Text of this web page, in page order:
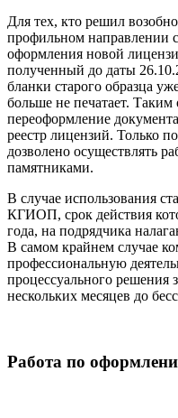
Для тех, кто решил
профильном направлении
оформления новой
полученный до даты
бланки старого образца
больше не печатает. Таким
переоформление
реестр лицензий. Только
дозволено осуществлять
памятниками.
В случае использования
КГИОП, срок действия
года, на подрядчика
В самом крайнем случае
профессиональную
процессуального решения
нескольких месяцев до
Работа по